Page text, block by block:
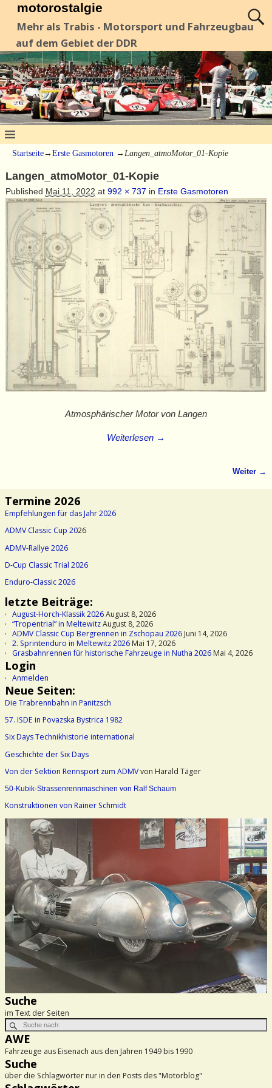
motorostalgie
Mehr als Trabis - Motorsport und Fahrzeugbau
auf dem Gebiet der DDR
Startseite→ Erste Gasmotoren → Langen_atmoMotor_01-Kopie
Langen_atmoMotor_01-Kopie
Published Mai 11, 2022 at 992 × 737 in Erste Gasmotoren
Atmosphärischer Motor von Langen
Weiterlesen →
Weiter →
Termine 2026
Empfehlungen für das Jahr 2026
ADMV Classic Cup 2026
ADMV-Rallye 2026
D-Cup Classic Trial 2026
Enduro-Classic 2026
letzte Beiträge:
August-Horch-Klassik 2026August 8, 2026
“Tropentrial” in MeltewitzAugust 8, 2026
ADMV Classic Cup Bergrennen in Zschopau 2026Juni 14, 2026
2. Sprintenduro in Meltewitz 2026Mai 17, 2026
Grasbahnrennen für historische Fahrzeuge in Nutha 2026Mai 4, 2026
Login
Anmelden
Neue Seiten:
Die Trabrennbahn in Panitzsch
57. ISDE in Povazska Bystrica 1982
Six Days Technikhistorie international
Geschichte der Six Days
Von der Sektion Rennsport zum ADMVvon Harald Täger
50-Kubik-Strassenrennmaschinen von Ralf Schaum
Konstruktionen von Rainer Schmidt
Suche
im Text der Seiten
AWE
Fahrzeuge aus Eisenach aus den Jahren 1949 bis 1990
Suche
über die Schlagwörter nur in den Posts des "Motorblog"